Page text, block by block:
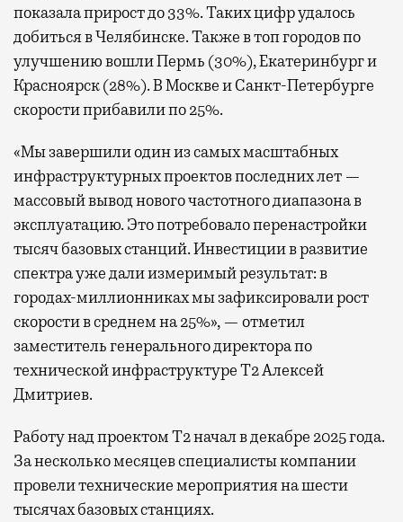
показала прирост до 33%. Таких цифр удалось
добиться в Челябинске. Также в топ городов по
улучшению вошли Пермь (30%), Екатеринбург и
Красноярск (28%). В Москве и Санкт-Петербурге
скорости прибавили по 25%.
«Мы завершили один из самых масштабных
инфраструктурных проектов последних лет —
массовый вывод нового частотного диапазона в
эксплуатацию. Это потребовало перенастройки
тысяч базовых станций. Инвестиции в развитие
спектра уже дали измеримый результат: в
городах-миллионниках мы зафиксировали рост
скорости в среднем на 25%», — отметил
заместитель генерального директора по
технической инфраструктуре Т2 Алексей
Дмитриев.
Работу над проектом Т2 начал в декабре 2025 года.
За несколько месяцев специалисты компании
провели технические мероприятия на шести
тысячах базовых станциях.